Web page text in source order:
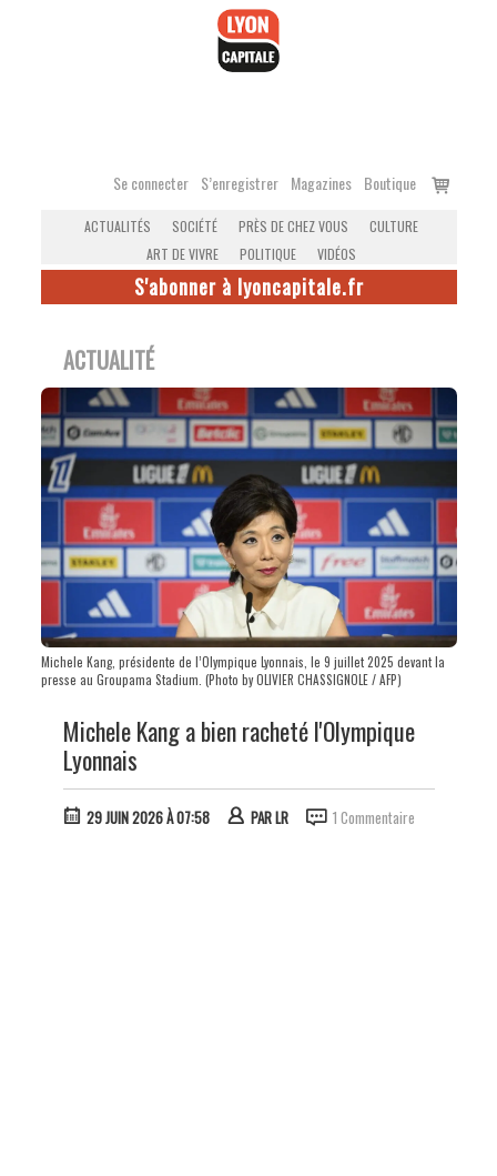
Se connecter S’enregistrer Magazines Boutique
Voir
ACTUALITÉS SOCIÉTÉ PRÈS DE CHEZ VOUS
CULTURE
ART DE VIVRE
POLITIQUE VIDÉOS
S'abonner à lyoncapitale.fr
ACTUALITÉ
Michele Kang, présidente de l’Olympique Lyonnais, le 9 juillet 2025 devant la
presse au Groupama Stadium. (Photo by OLIVIER CHASSIGNOLE / AFP)
Michele Kang a bien racheté l'Olympique
Lyonnais
29 JUIN 2026 À 07:58 PARLR 1 Commentaire